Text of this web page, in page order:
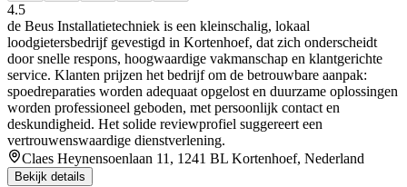
4.5
de Beus Installatietechniek is een kleinschalig, lokaal
loodgietersbedrijf gevestigd in Kortenhoef, dat zich onderscheidt
door snelle respons, hoogwaardige vakmanschap en klantgerichte
service. Klanten prijzen het bedrijf om de betrouwbare aanpak:
spoedreparaties worden adequaat opgelost en duurzame oplossingen
worden professioneel geboden, met persoonlijk contact en
deskundigheid. Het solide reviewprofiel suggereert een
vertrouwenswaardige dienstverlening.
Claes Heynensoenlaan 11, 1241 BL Kortenhoef, Nederland
Bekijk details